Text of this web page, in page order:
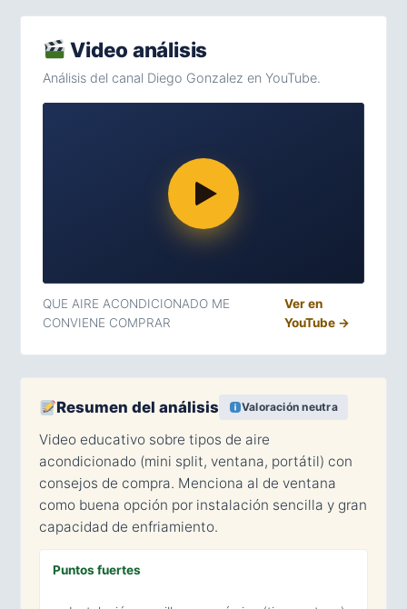
Video análisis
Análisis del canal Diego Gonzalez en YouTube.
QUE AIRE ACONDICIONADO ME
CONVIENE COMPRAR
Ver en
YouTube →
Resumen del análisis Valoración neutra
Video educativo sobre tipos de aire
acondicionado (mini split, ventana, portátil) con
consejos de compra. Menciona al de ventana
como buena opción por instalación sencilla y gran
capacidad de enfriamiento.
Puntos fuertes